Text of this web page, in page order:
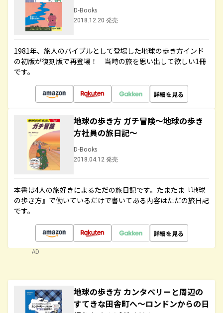
D-Books
2018.12.20 発売
1981年、旅人のバイブルとして登場した地球の歩き方インド
の初版が復刻版で再登場！ 当時の旅を思い出して欲しい1冊
です。
詳細を見る
地球の歩き方 ガチ冒険～地球の歩き
方社員の旅日記～
D-Books
2018.04.12 発売
本書は4人の旅好きによるただの旅日記です。たまたま『地球
の歩き方』で働いているだけで書いてある内容はただの旅日記
です。
詳細を見る
AD
地球の歩き方 カンタベリーと周辺の
すてきな田舎町へ～ロンドンからの日